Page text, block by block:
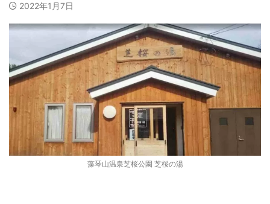
2022年1月7日
藻琴山温泉芝桜公園 芝桜の湯